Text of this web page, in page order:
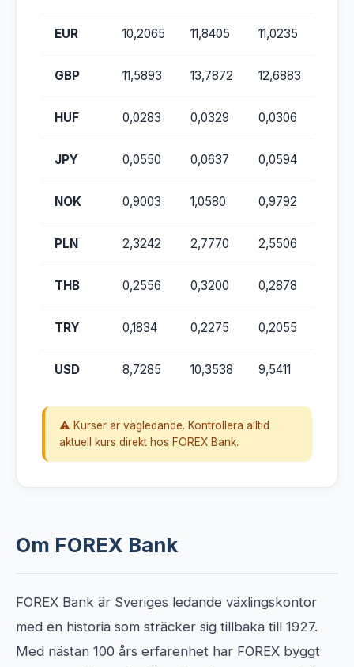
EUR 10,2065 11,8405 11,0235
GBP 11,5893 13,7872 12,6883
HUF 0,0283 0,0329 0,0306
JPY 0,0550 0,0637 0,0594
NOK 0,9003 1,0580 0,9792
PLN 2,3242 2,7770 2,5506
THB 0,2556 0,3200 0,2878
TRY 0,1834 0,2275 0,2055
USD 8,7285 10,3538 9,5411
⚠️ Kurser är vägledande. Kontrollera alltid
aktuell kurs direkt hos FOREX Bank.
Om FOREX Bank
FOREX Bank är Sveriges ledande växlingskontor
med en historia som sträcker sig tillbaka till 1927.
Med nästan 100 års erfarenhet har FOREX byggt